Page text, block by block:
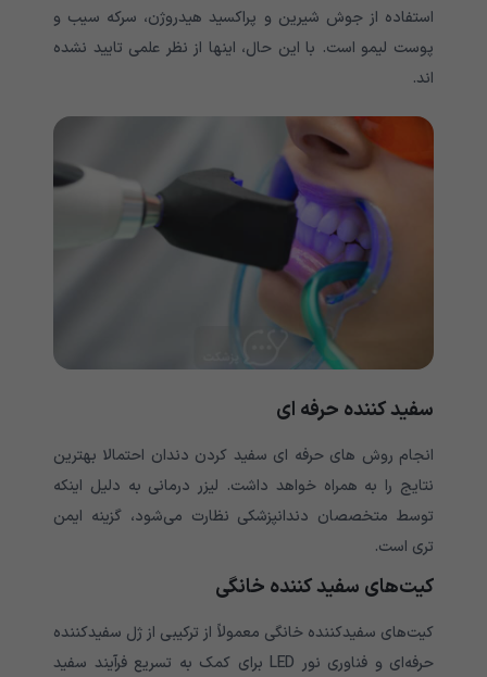
استفاده از جوش شیرین و پراکسید هیدروژن، سرکه سیب و
پوست لیمو است. با این حال، اینها از نظر علمی تایید نشده
اند.
سفید کننده حرفه ای
انجام روش های حرفه ای سفید کردن دندان احتمالا بهترین
نتایج را به همراه خواهد داشت. لیزر درمانی به دلیل اینکه
توسط متخصصان دندانپزشکی نظارت می‌‌‌‌‌‌‌‌‌‌‌‌‌شود، گزینه ایمن
تری است.
کیت‌های سفید کننده خانگی
کیت‌های سفیدکننده خانگی معمولاً از ترکیبی از ژل سفیدکننده
حرفه‌ای و فناوری نور LED برای کمک به تسریع فرآیند سفید